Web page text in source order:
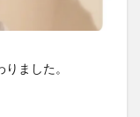
ました。